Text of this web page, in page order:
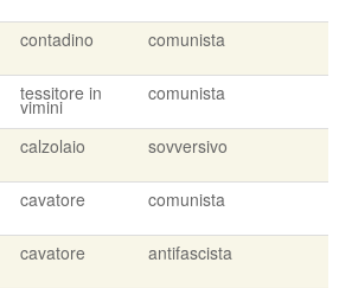
contadino comunista
tessitore in
vimini
comunista
calzolaio sovversivo
cavatore comunista
cavatore antifascista